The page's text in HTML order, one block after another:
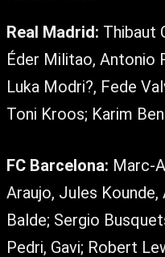
Real Madrid: Thibaut
Éder Militao, Antonio
Luka Modri?, Fede
Toni Kroos; Karim
FC Barcelona: Marc-
Araujo, Jules
Balde; Sergio
Pedri, Gavi; Robert